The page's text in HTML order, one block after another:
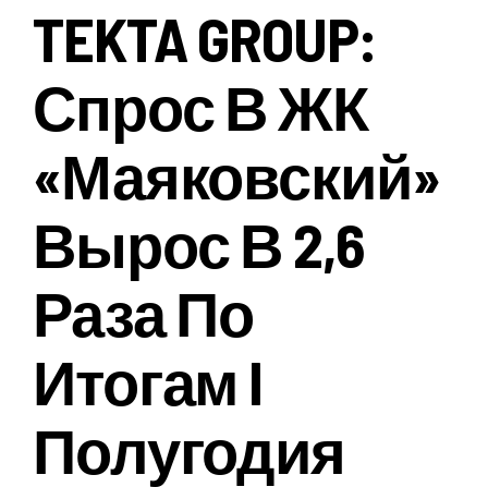
TEKTA GROUP:
Спрос В ЖК
«Маяковский»
Вырос В 2,6
Раза По
Итогам I
Полугодия